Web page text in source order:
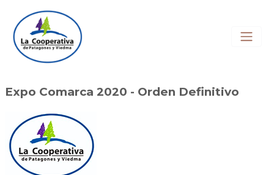
Registrarse
Remate en Vivo
Reglamento
Expo Comarca 2020 - Orden Definitivo